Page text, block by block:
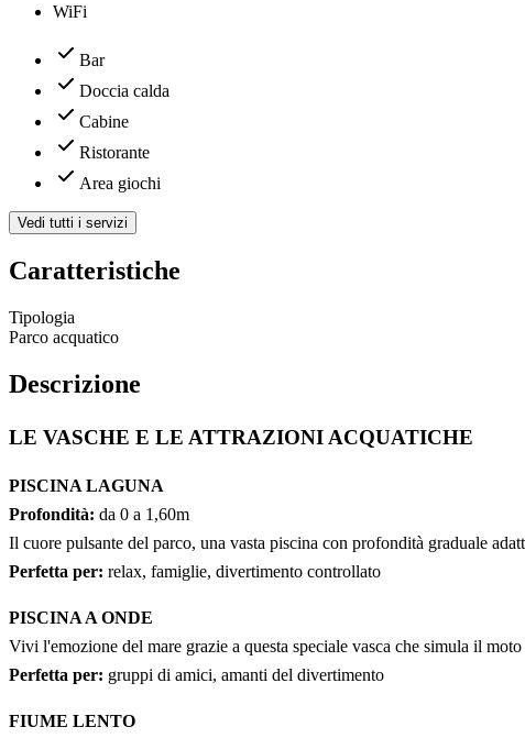
WiFi
Bar
Doccia calda
Cabine
Ristorante
Area giochi
Vedi tutti i servizi
Caratteristiche
Tipologia
Parco acquatico
Descrizione
LE VASCHE E LE ATTRAZIONI ACQUATICHE
PISCINA LAGUNA
Profondità: da 0 a 1,60m
Il cuore pulsante del parco, una vasta piscina con profondità graduale
Perfetta per: relax, famiglie, divertimento controllato
PISCINA A ONDE
Vivi l'emozione del mare grazie a questa speciale vasca che simula il
Perfetta per: gruppi di amici, amanti del divertimento
FIUME LENTO